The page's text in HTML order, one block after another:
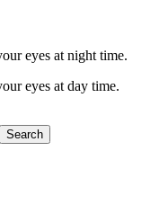
eyes at night time.
eyes at day time.
Search